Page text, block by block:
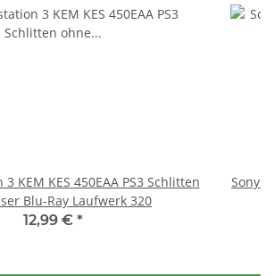
KEM KES 450EAA PS3 Schlitten
Blu-Ray Laufwerk 320
12,99 € *
Sony